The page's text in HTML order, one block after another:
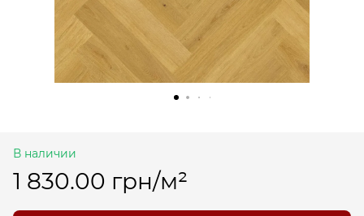
В наличии
1 830.00 грн/м²